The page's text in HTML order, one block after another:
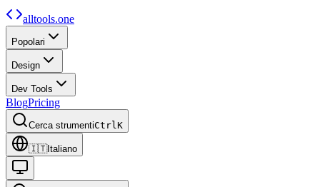
alltools.one
Popolari
Design
Dev Tools
BlogPricing
Cerca strumentiCtrlK
🇮🇹Italiano